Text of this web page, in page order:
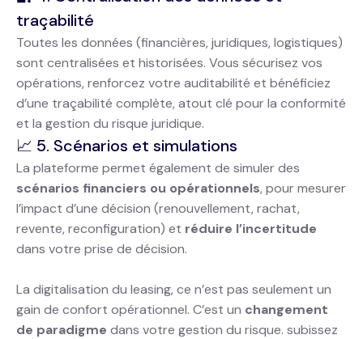
traçabilité
Toutes les données (financières, juridiques, logistiques)
sont centralisées et historisées. Vous sécurisez vos
opérations, renforcez votre auditabilité et bénéficiez
d’une traçabilité complète, atout clé pour la conformité
et la gestion du risque juridique.
📈 5. Scénarios et simulations
La plateforme permet également de simuler des
scénarios financiers ou opérationnels, pour mesurer
l’impact d’une décision (renouvellement, rachat,
revente, reconfiguration) et réduire l’incertitude
dans votre prise de décision.
La digitalisation du leasing, ce n’est pas seulement un
gain de confort opérationnel. C’est un changement
de paradigme dans votre gestion du risque. subissez